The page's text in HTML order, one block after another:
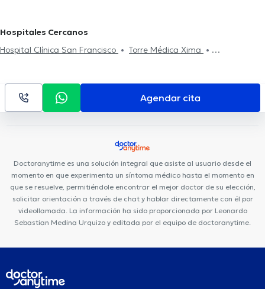
Hospitales Cercanos
Hospital Clínica San Francisco
Torre Médica Xima
GYE Sucursal Norte
Agendar cita
Doctoranytime es una solución integral que asiste al usuario desde el
momento en que experimenta un síntoma médico hasta el momento en
que se resuelve, permitiéndole encontrar el mejor doctor de su elección,
solicitar orientación a través de chat y hablar directamente con él por
videollamada. La información ha sido proporcionada por Leonardo
Sebastian Medina Urquizo y editada por el equipo de doctoranytime.